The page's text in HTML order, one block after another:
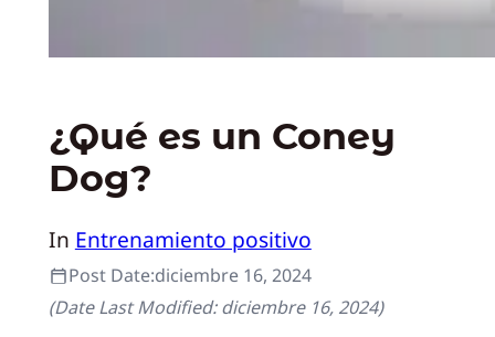
¿Qué es un Coney
Dog?
In Entrenamiento positivo
Post Date:diciembre 16, 2024
(Date Last Modified:diciembre 16, 2024)